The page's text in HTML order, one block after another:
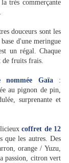
très commerçante
douceurs sont les
d'une meringue
un régal. Chaque
de fruits frais.
nommée Gaïa:
au pignon de pin,
surprenante et
coffret de 12
que les autres. Des
orange / Yuzu,
passion, citron vert